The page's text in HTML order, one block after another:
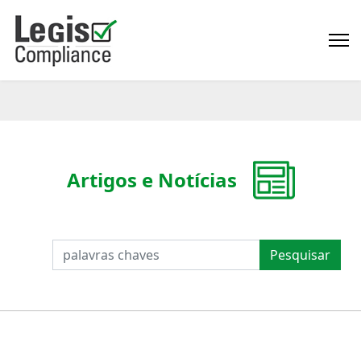
PESQUISAR Pesquisar
Artigos e Notícias